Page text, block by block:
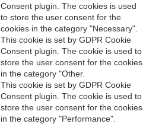
Consent plugin. The cookies is used
to store the user consent for the
cookies in the category "Necessary".
This cookie is set by GDPR Cookie
Consent plugin. The cookie is used to
store the user consent for the cookies
in the category "Other.
This cookie is set by GDPR Cookie
Consent plugin. The cookie is used to
store the user consent for the cookies
in the category "Performance".